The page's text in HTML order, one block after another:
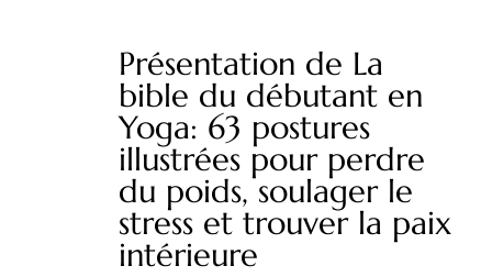
Présentation de La
bible du débutant en
Yoga: 63 postures
illustrées pour perdre
du poids, soulager le
stress et trouver la paix
intérieure